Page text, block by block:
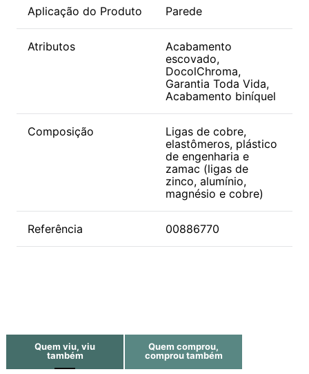
Aplicação do Produto Parede
Atributos
Acabamento
escovado,
DocolChroma,
Garantia Toda Vida,
Acabamento biníquel
Composição
Ligas de cobre,
elastômeros, plástico
de engenharia e
zamac (ligas de
zinco, alumínio,
magnésio e cobre)
Referência 00886770
Quem viu, viu
também
Quem comprou,
comprou também